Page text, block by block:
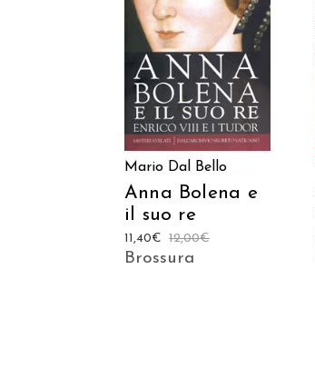
AGGIUNGI AL
CARRELLO
Mario Dal Bello
Anna Bolena e
il suo re
12,00€
11,40€
Brossura